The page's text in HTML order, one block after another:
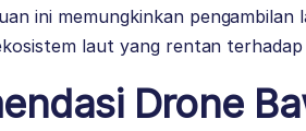
ini memungkinkan
laut yang rentan
Drone